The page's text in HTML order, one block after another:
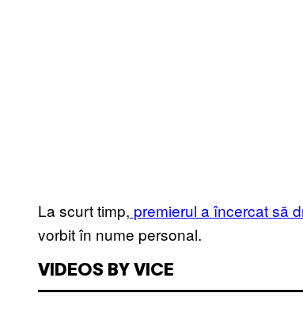
La scurt timp, premierul a încercat să
vorbit în nume personal.
VIDEOS BY VICE